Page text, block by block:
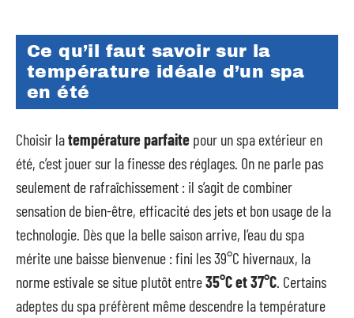
Ce qu’il faut savoir sur la
température idéale d’un spa
en été
Choisir latempérature parfaite pour un spa extérieur en
été, c’est jouer sur la finesse des réglages. On ne parle pas
seulement de rafraîchissement : il s’agit de combiner
sensation de bien-être, efficacité des jets et bon usage de la
technologie. Dès que la belle saison arrive, l’eau du spa
mérite une baisse bienvenue : fini les 39°C hivernaux, la
norme estivale se situe plutôt entre35°C et 37°C . Certains
adeptes du spa préfèrent même descendre la température